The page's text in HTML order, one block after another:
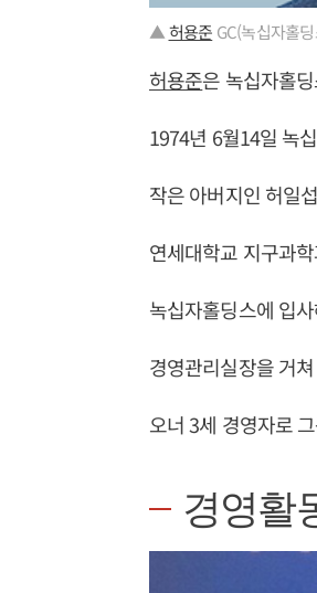
▲허용준 GC(녹십자홀
허용준은 녹십자홀
1974년 6월14일 녹
작은 아버지인 허일
연세대학교 지구과
녹십자홀딩스에 입
경영관리실장을 거
오너 3세 경영자로
경영활